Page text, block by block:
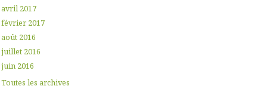
avril 2017
février 2017
août 2016
juillet 2016
juin 2016
Toutes les archives